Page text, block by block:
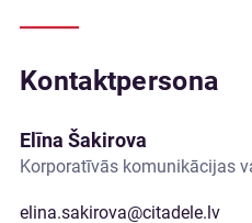
Kontaktpersona
Elīna Šakirova
Korporatīvās komunikācijas
elina.sakirova@citadele.lv